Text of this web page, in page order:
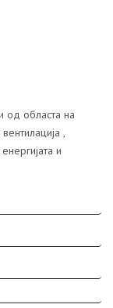
од областа на
,
и